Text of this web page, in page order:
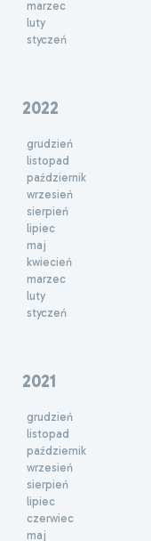
marzec
luty
styczeń
2022
grudzień
listopad
październik
wrzesień
sierpień
lipiec
maj
kwiecień
marzec
luty
styczeń
2021
grudzień
listopad
październik
wrzesień
sierpień
lipiec
czerwiec
maj